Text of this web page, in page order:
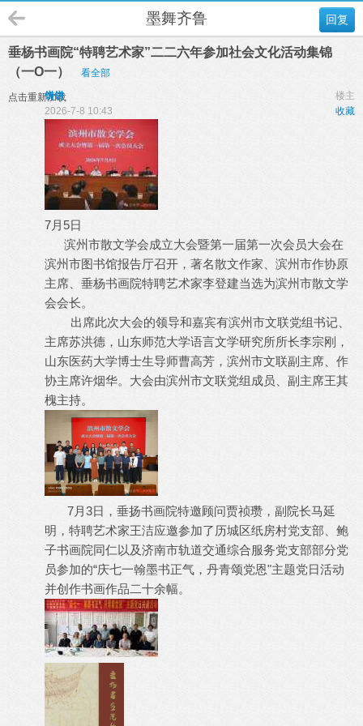
回复
墨舞齐鲁
垂杨书画院“特聘艺术家”二二六年参加社会文化活动集锦
（一O一）
看全部
点击重新加载 楼主
饼饼
收藏
2026-7-8 10:43
7月5日
滨州市散文学会成立大会暨第一届第一次会员大会在
滨州市图书馆报告厅召开，著名散文作家、滨州市作协原
主席、垂杨书画院特聘艺术家李登建当选为滨州市散文学
会会长。
出席此次大会的领导和嘉宾有滨州市文联党组书记、
主席苏洪德，山东师范大学语言文学研究所所长李宗刚，
山东医药大学博士生导师曹高芳，滨州市文联副主席、作
协主席许烟华。大会由滨州市文联党组成员、副主席王其
槐主持。
7月3日，垂扬书画院特邀顾问贾祯瓒，副院长马延
明，特聘艺术家王洁应邀参加了历城区纸房村党支部、鲍
子书画院同仁以及济南市轨道交通综合服务党支部部分党
员参加的“庆七一翰墨书正气，丹青颂党恩"主题党日活动
并创作书画作品二十余幅。